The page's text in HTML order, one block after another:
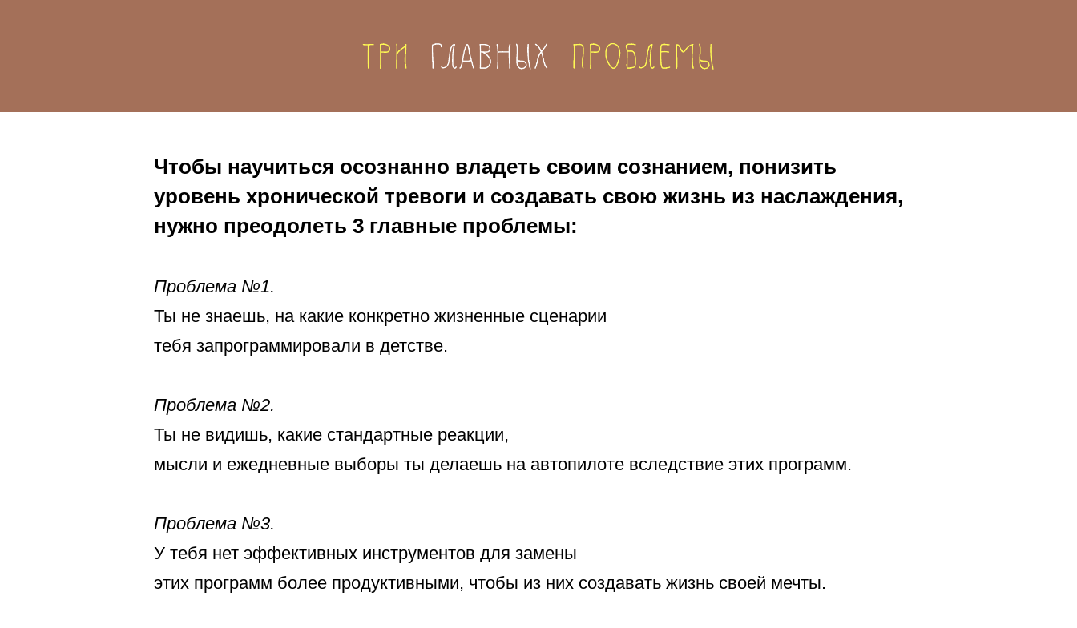
Чтобы научиться осознанно владеть своим сознанием, понизить
уровень хронической тревоги и создавать свою жизнь из наслаждения,
нужно преодолеть 3 главные проблемы:
Проблема №1.
Ты не знаешь, на какие конкретно жизненные сценарии
тебя запрограммировали в детстве.
Проблема №2.
Ты не видишь, какие стандартные реакции,
мысли и ежедневные выборы ты делаешь на автопилоте вследствие этих программ.
Проблема №3.
У тебя нет эффективных инструментов для замены
этих программ более продуктивными, чтобы из них создавать жизнь своей мечты.